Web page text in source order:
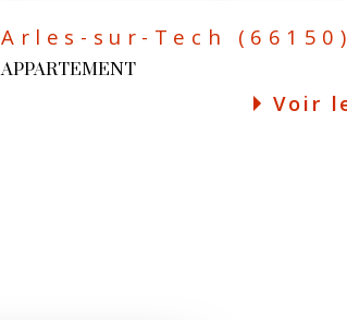
Arles-sur-Tech (66150)
APPARTEMENT
Voir